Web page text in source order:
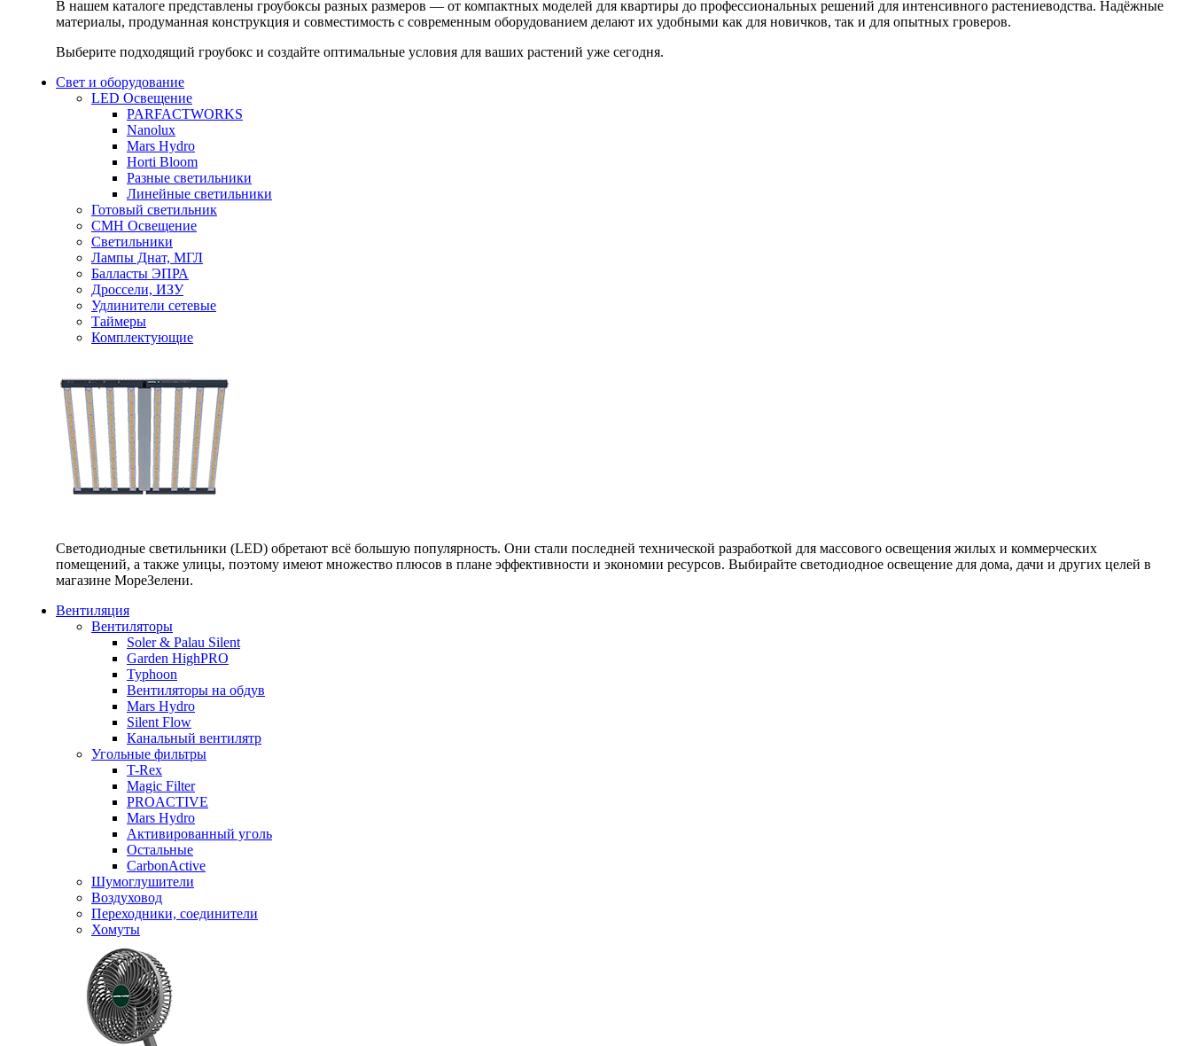
В нашем каталоге представлены гроубоксы разных размеров — от компактных моделей для квартиры до профессиональных решений для интенсивного растениеводства. Надёжные
материалы, продуманная конструкция и совместимость с современным оборудованием делают их удобными как для новичков, так и для опытных гроверов.
Выберите подходящий гроубокс и создайте оптимальные условия для ваших растений уже сегодня.
Свет и оборудование
LED Освещение
PARFACTWORKS
Nanolux
Mars Hydro
Horti Bloom
Разные светильники
Линейные светильники
Готовый светильник
CMH Освещение
Светильники
Лампы Днат, МГЛ
Балласты ЭПРА
Дроссели, ИЗУ
Удлинители сетевые
Таймеры
Комплектующие
Светодиодные светильники (LED) обретают всё большую популярность. Они стали последней технической разработкой для массового освещения жилых и коммерческих
помещений, а также улицы, поэтому имеют множество плюсов в плане эффективности и экономии ресурсов. Выбирайте светодиодное освещение для дома, дачи и других целей в
магазине МореЗелени.
Вентиляция
Вентиляторы
Soler & Palau Silent
Garden HighPRO
Typhoon
Вентиляторы на обдув
Mars Hydro
Silent Flow
Канальный вентилятр
Угольные фильтры
T-Rex
Magic Filter
PROACTIVE
Mars Hydro
Активированный уголь
Остальные
CarbonActive
Шумоглушители
Воздуховод
Переходники, соединители
Хомуты